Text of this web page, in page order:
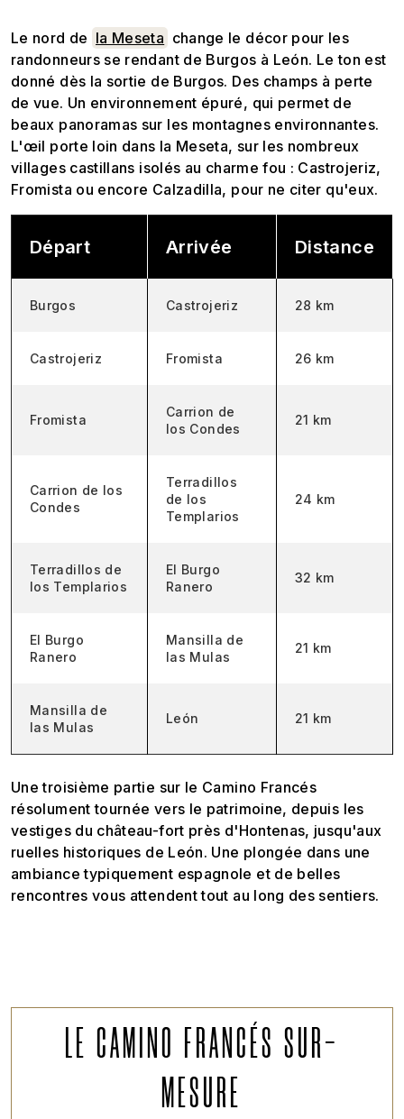
Le nord de la Meseta change le décor pour les
randonneurs se rendant de Burgos à León. Le ton est
donné dès la sortie de Burgos. Des champs à perte
de vue. Un environnement épuré, qui permet de
beaux panoramas sur les montagnes environnantes.
L'œil porte loin dans la Meseta, sur les nombreux
villages castillans isolés au charme fou : Castrojeriz,
Fromista ou encore Calzadilla, pour ne citer qu'eux.
Départ Arrivée Distance
Burgos Castrojeriz 28 km
Castrojeriz Fromista 26 km
Fromista
Carrion de
los Condes
21 km
Carrion de los
Condes
Terradillos
de los
Templarios
24 km
Terradillos de
los Templarios
El Burgo
Ranero
32 km
El Burgo
Ranero
Mansilla de
las Mulas
21 km
Mansilla de
las Mulas
León 21 km
Une troisième partie sur le Camino Francés
résolument tournée vers le patrimoine, depuis les
vestiges du château-fort près d'Hontenas, jusqu'aux
ruelles historiques de León. Une plongée dans une
ambiance typiquement espagnole et de belles
rencontres vous attendent tout au long des sentiers.
LE CAMINO FRANCÉS SUR-
MESURE